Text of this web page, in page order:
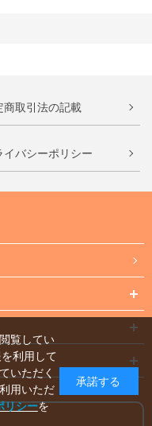
商取引法の記載
イバシーポリシー
覧してい
利用して
いただく
用いただ
シーを
承諾する